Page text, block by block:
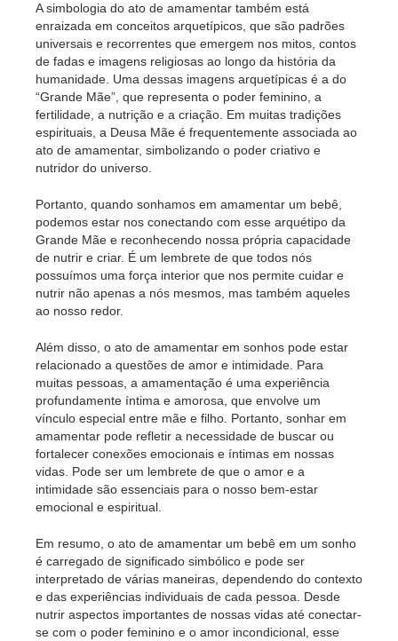
A simbologia do ato de amamentar também está
enraizada em conceitos arquetípicos, que são padrões
universais e recorrentes que emergem nos mitos, contos
de fadas e imagens religiosas ao longo da história da
humanidade. Uma dessas imagens arquetípicas é a do
“Grande Mãe”, que representa o poder feminino, a
fertilidade, a nutrição e a criação. Em muitas tradições
espirituais, a Deusa Mãe é frequentemente associada ao
ato de amamentar, simbolizando o poder criativo e
nutridor do universo.
Portanto, quando sonhamos em amamentar um bebê,
podemos estar nos conectando com esse arquétipo da
Grande Mãe e reconhecendo nossa própria capacidade
de nutrir e criar. É um lembrete de que todos nós
possuímos uma força interior que nos permite cuidar e
nutrir não apenas a nós mesmos, mas também aqueles
ao nosso redor.
Além disso, o ato de amamentar em sonhos pode estar
relacionado a questões de amor e intimidade. Para
muitas pessoas, a amamentação é uma experiência
profundamente íntima e amorosa, que envolve um
vínculo especial entre mãe e filho. Portanto, sonhar em
amamentar pode refletir a necessidade de buscar ou
fortalecer conexões emocionais e íntimas em nossas
vidas. Pode ser um lembrete de que o amor e a
intimidade são essenciais para o nosso bem-estar
emocional e espiritual.
Em resumo, o ato de amamentar um bebê em um sonho
é carregado de significado simbólico e pode ser
interpretado de várias maneiras, dependendo do contexto
e das experiências individuais de cada pessoa. Desde
nutrir aspectos importantes de nossas vidas até conectar-
se com o poder feminino e o amor incondicional, esse